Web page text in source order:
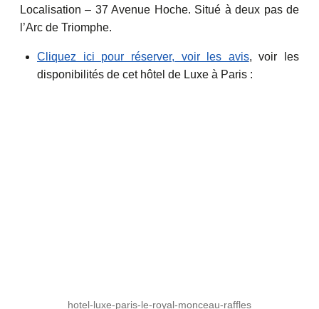
Localisation – 37 Avenue Hoche. Situé à deux pas de
l’Arc de Triomphe.
Cliquez ici pour réserver, voir les avis, voir les
disponibilités de cet hôtel de Luxe à Paris :
hotel-luxe-paris-le-royal-monceau-raffles